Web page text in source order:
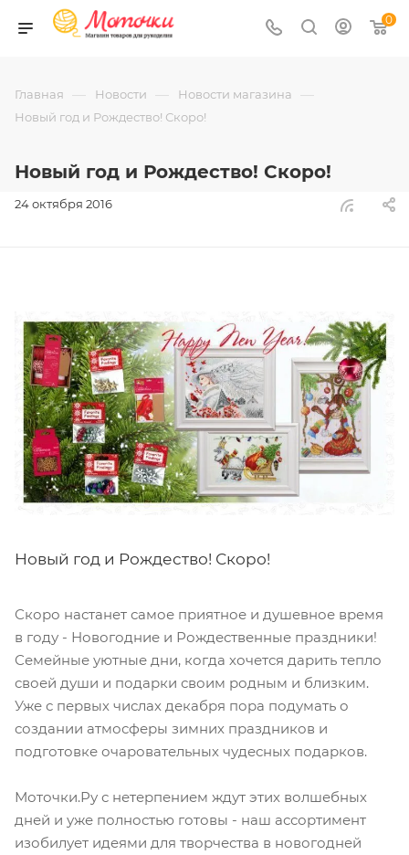
0
Главная — Новости — Новости магазина —
Новый год и Рождество! Скоро!
Новый год и Рождество! Скоро!
24 октября 2016
Новый год и Рождество! Скоро!
Скоро настанет самое приятное и душевное время
в году - Новогодние и Рождественные праздники!
Семейные уютные дни, когда хочется дарить тепло
своей души и подарки своим родным и близким.
Уже с первых числах декабря пора подумать о
создании атмосферы зимних праздников и
подготовке очаровательных чудесных подарков.
Моточки.Ру с нетерпением ждут этих волшебных
дней и уже полностью готовы - наш ассортимент
изобилует идеями для творчества в новогодней